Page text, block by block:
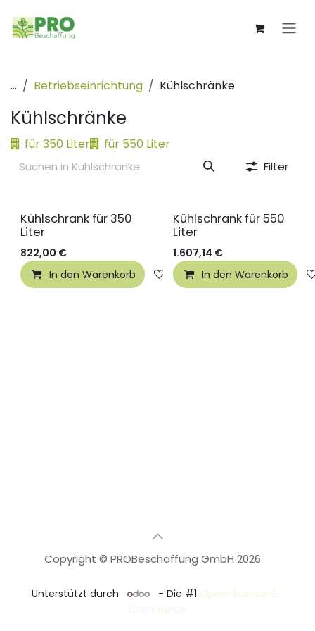
... Betriebseinrichtung Kühlschränke
Kühlschränke
für 350 Liter für 550 Liter
Filter
Kühlschrank für 350
Liter
822,00 €
In den Warenkorb
Auf die Wunschliste
Kühlschrank für 550
Liter
1.607,14 €
In den Warenkorb
Copyright © PROBeschaffung GmbH 2026
Unterstützt durch - Die #1 Open-Source-E-
Commerce